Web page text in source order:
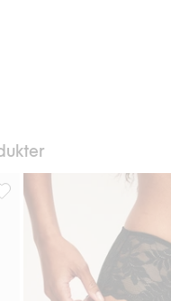
truse 3-pk i bomull,